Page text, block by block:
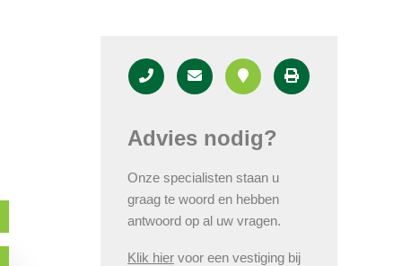
Advies nodig?
Onze specialisten staan u
graag te woord en hebben
antwoord op al uw vragen.
Klik hier voor een vestiging bij